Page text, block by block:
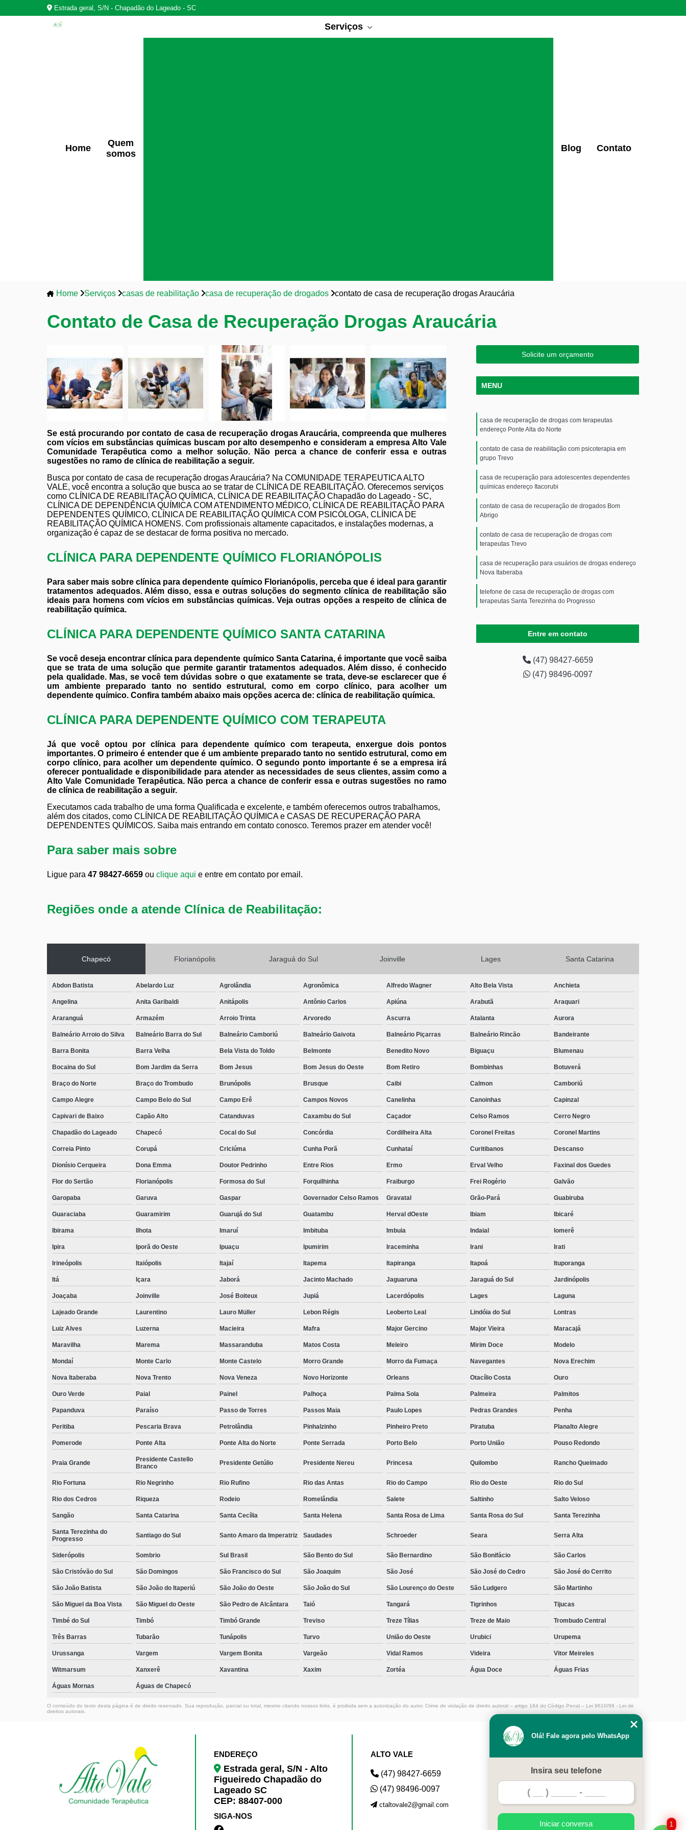
Estrada geral, S/N - Chapadão do Lageado - SC
Home
Quem
somos
Serviços
Blog Contato
Home Serviços casas de reabilitação casa de recuperação de drogados contato de casa de recuperação drogas Araucária
Contato de Casa de Recuperação Drogas Araucária
Se está procurando por contato de casa de recuperação drogas Araucária, compreenda que mulheres
com vícios em substâncias químicas buscam por alto desempenho e consideram a empresa Alto Vale
Comunidade Terapêutica como a melhor solução. Não perca a chance de conferir essa e outras
sugestões no ramo de clínica de reabilitação a seguir.
Busca por contato de casa de recuperação drogas Araucária? Na COMUNIDADE TERAPEUTICA ALTO
VALE, você encontra a solução que busca ao se tratar de CLÍNICA DE REABILITAÇÃO. Oferecemos serviços
como CLÍNICA DE REABILITAÇÃO QUÍMICA, CLÍNICA DE REABILITAÇÃO Chapadão do Lageado - SC,
CLÍNICA DE DEPENDÊNCIA QUÍMICA COM ATENDIMENTO MÉDICO, CLÍNICA DE REABILITAÇÃO PARA
DEPENDENTES QUÍMICO, CLÍNICA DE REABILITAÇÃO QUÍMICA COM PSICÓLOGA, CLÍNICA DE
REABILITAÇÃO QUÍMICA HOMENS. Com profissionais altamente capacitados, e instalações modernas, a
organização é capaz de se destacar de forma positiva no mercado.
CLÍNICA PARA DEPENDENTE QUÍMICO FLORIANÓPOLIS
Para saber mais sobre clínica para dependente químico Florianópolis, perceba que é ideal para garantir
tratamentos adequados. Além disso, essa e outras soluções do segmento clínica de reabilitação são
ideais para homens com vícios em substâncias químicas. Veja outras opções a respeito de clínica de
reabilitação química.
CLÍNICA PARA DEPENDENTE QUÍMICO SANTA CATARINA
Se você deseja encontrar clínica para dependente químico Santa Catarina, é importante que você saiba
que se trata de uma solução que permite garantir tratamentos adequados. Além disso, é conhecido
pela qualidade. Mas, se você tem dúvidas sobre o que exatamente se trata, deve-se esclarecer que é
um ambiente preparado tanto no sentido estrutural, como em corpo clínico, para acolher um
dependente químico. Confira também abaixo mais opções acerca de: clínica de reabilitação química.
CLÍNICA PARA DEPENDENTE QUÍMICO COM TERAPEUTA
Já que você optou por clínica para dependente químico com terapeuta, enxergue dois pontos
importantes. O primeiro é entender que é um ambiente preparado tanto no sentido estrutural, como em
corpo clínico, para acolher um dependente químico. O segundo ponto importante é se a empresa irá
oferecer pontualidade e disponibilidade para atender as necessidades de seus clientes, assim como a
Alto Vale Comunidade Terapêutica. Não perca a chance de conferir essa e outras sugestões no ramo
de clínica de reabilitação a seguir.
Executamos cada trabalho de uma forma Qualificada e excelente, e também oferecemos outros trabalhamos,
além dos citados, como CLÍNICA DE REABILITAÇÃO QUÍMICA e CASAS DE RECUPERAÇÃO PARA
DEPENDENTES QUÍMICOS. Saiba mais entrando em contato conosco. Teremos prazer em atender você!
Para saber mais sobre
Ligue para 47 98427-6659 ou clique aqui e entre em contato por email.
Solicite um orçamento
MENU
casa de recuperação de drogas com terapeutas
endereço Ponte Alta do Norte
contato de casa de reabilitação com psicoterapia em
grupo Trevo
casa de recuperação para adolescentes dependentes
químicas endereço Itacorubi
contato de casa de recuperação de drogados Bom
Abrigo
contato de casa de recuperação de drogas com
terapeutas Trevo
casa de recuperação para usuários de drogas endereço
Nova Itaberaba
telefone de casa de recuperação de drogas com
terapeutas Santa Terezinha do Progresso
Entre em contato
(47) 98427-6659
(47) 98496-0097
Regiões onde a atende Clínica de Reabilitação:
Chapecó Florianópolis Jaraguá do Sul Joinville Lages Santa Catarina
Abdon Batista Abelardo Luz Agrolândia Agronômica Alfredo Wagner Alto Bela Vista Anchieta
Angelina Anita Garibaldi Anitápolis Antônio Carlos Apiúna Arabutã Araquari
Araranguá Armazém Arroio Trinta Arvoredo Ascurra Atalanta Aurora
Balneário Arroio do Silva Balneário Barra do Sul Balneário Camboriú Balneário Gaivota Balneário Piçarras Balneário Rincão Bandeirante
Barra Bonita Barra Velha Bela Vista do Toldo Belmonte Benedito Novo Biguaçu Blumenau
Bocaina do Sul Bom Jardim da Serra Bom Jesus Bom Jesus do Oeste Bom Retiro Bombinhas Botuverá
Braço do Norte Braço do Trombudo Brunópolis Brusque Caibi Calmon Camboriú
Campo Alegre Campo Belo do Sul Campo Erê Campos Novos Canelinha Canoinhas Capinzal
Capivari de Baixo Capão Alto Catanduvas Caxambu do Sul Caçador Celso Ramos Cerro Negro
Chapadão do Lageado Chapecó Cocal do Sul Concórdia Cordilheira Alta Coronel Freitas Coronel Martins
Correia Pinto Corupá Criciúma Cunha Porã Cunhataí Curitibanos Descanso
Dionísio Cerqueira Dona Emma Doutor Pedrinho Entre Rios Ermo Erval Velho Faxinal dos Guedes
Flor do Sertão Florianópolis Formosa do Sul Forquilhinha Fraiburgo Frei Rogério Galvão
Garopaba Garuva Gaspar Governador Celso Ramos Gravatal Grão-Pará Guabiruba
Guaraciaba Guaramirim Guarujá do Sul Guatambu Herval dOeste Ibiam Ibicaré
Ibirama Ilhota Imaruí Imbituba Imbuia Indaial Iomerê
Ipira Iporã do Oeste Ipuaçu Ipumirim Iraceminha Irani Irati
Irineópolis Itaiópolis Itajaí Itapema Itapiranga Itapoá Ituporanga
Itá Içara Jaborá Jacinto Machado Jaguaruna Jaraguá do Sul Jardinópolis
Joaçaba Joinville José Boiteux Jupiá Lacerdópolis Lages Laguna
Lajeado Grande Laurentino Lauro Müller Lebon Régis Leoberto Leal Lindóia do Sul Lontras
Luiz Alves Luzerna Macieira Mafra Major Gercino Major Vieira Maracajá
Maravilha Marema Massaranduba Matos Costa Meleiro Mirim Doce Modelo
Mondaí Monte Carlo Monte Castelo Morro Grande Morro da Fumaça Navegantes Nova Erechim
Nova Itaberaba Nova Trento Nova Veneza Novo Horizonte Orleans Otacílio Costa Ouro
Ouro Verde Paial Painel Palhoça Palma Sola Palmeira Palmitos
Papanduva Paraíso Passo de Torres Passos Maia Paulo Lopes Pedras Grandes Penha
Peritiba Pescaria Brava Petrolândia Pinhalzinho Pinheiro Preto Piratuba Planalto Alegre
Pomerode Ponte Alta Ponte Alta do Norte Ponte Serrada Porto Belo Porto União Pouso Redondo
Praia Grande
Presidente Castello
Branco
Presidente Getúlio Presidente Nereu Princesa Quilombo Rancho Queimado
Rio Fortuna Rio Negrinho Rio Rufino Rio das Antas Rio do Campo Rio do Oeste Rio do Sul
Rio dos Cedros Riqueza Rodeio Romelândia Salete Saltinho Salto Veloso
Sangão Santa Catarina Santa Cecília Santa Helena Santa Rosa de Lima Santa Rosa do Sul Santa Terezinha
Santa Terezinha do
Progresso
Santiago do Sul Santo Amaro da Imperatriz Saudades Schroeder Seara Serra Alta
Siderópolis Sombrio Sul Brasil São Bento do Sul São Bernardino São Bonifácio São Carlos
São Cristóvão do Sul São Domingos São Francisco do Sul São Joaquim São José São José do Cedro São José do Cerrito
São João Batista São João do Itaperiú São João do Oeste São João do Sul São Lourenço do Oeste São Ludgero São Martinho
São Miguel da Boa Vista São Miguel do Oeste São Pedro de Alcântara Taió Tangará Tigrinhos Tijucas
Timbé do Sul Timbó Timbó Grande Treviso Treze Tílias Treze de Maio Trombudo Central
Três Barras Tubarão Tunápolis Turvo União do Oeste Urubici Urupema
Urussanga Vargem Vargem Bonita Vargeão Vidal Ramos Videira Vitor Meireles
Witmarsum Xanxerê Xavantina Xaxim Zortéa Água Doce Águas Frias
Águas Mornas Águas de Chapecó
O conteúdo do texto desta página é de direito reservado. Sua reprodução, parcial ou total, mesmo citando nossos links, é proibida sem a autorização do autor. Crime de violação de direito autoral – artigo 184 do Código Penal – Lei 9610/98 - Lei de
direitos autorais
ENDEREÇO
Estrada geral, S/N - Alto
Figueiredo Chapadão do
Lageado SC
CEP: 88407-000
SIGA-NOS
ALTO VALE
(47) 98427-6659
(47) 98496-0097
ctaltovale2@gmail.com
HOME
EMPRESA
SERVIÇOS
MAPA DO SITE
1
Olá! Fale agora pelo WhatsApp
Insira seu telefone
Iniciar conversa